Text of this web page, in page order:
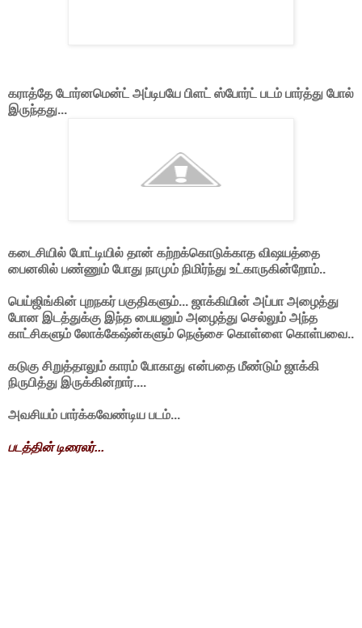
கராத்தே டோர்னமென்ட் அப்டிபயே பிளட் ஸ்போர்ட் படம் பார்த்து போல்
இருந்தது...
கடைசியில் போட்டியில் தான் கற்றக்கொடுக்காத விஷயத்தை
பைனலில் பண்ணும் போது நாமும் நிமிர்ந்து உட்காருகின்றோம்..
பெய்ஜிங்கின் புறநகர் பகுதிகளும்... ஜாக்கியின் அப்பா அழைத்து
போன இடத்துக்கு இந்த பையனும் அழைத்து செல்லும் அந்த
காட்சிகளும் லோக்கேஷ்ன்களும் நெஞ்சை கொள்ளை கொள்பவை..
கடுகு சிறுத்தாலும் காரம் போகாது என்பதை மீண்டும் ஜாக்கி
நிருபித்து இருக்கின்றார்....
அவசியம் பார்க்கவேண்டிய படம்...
படத்தின் டிரைலர்...